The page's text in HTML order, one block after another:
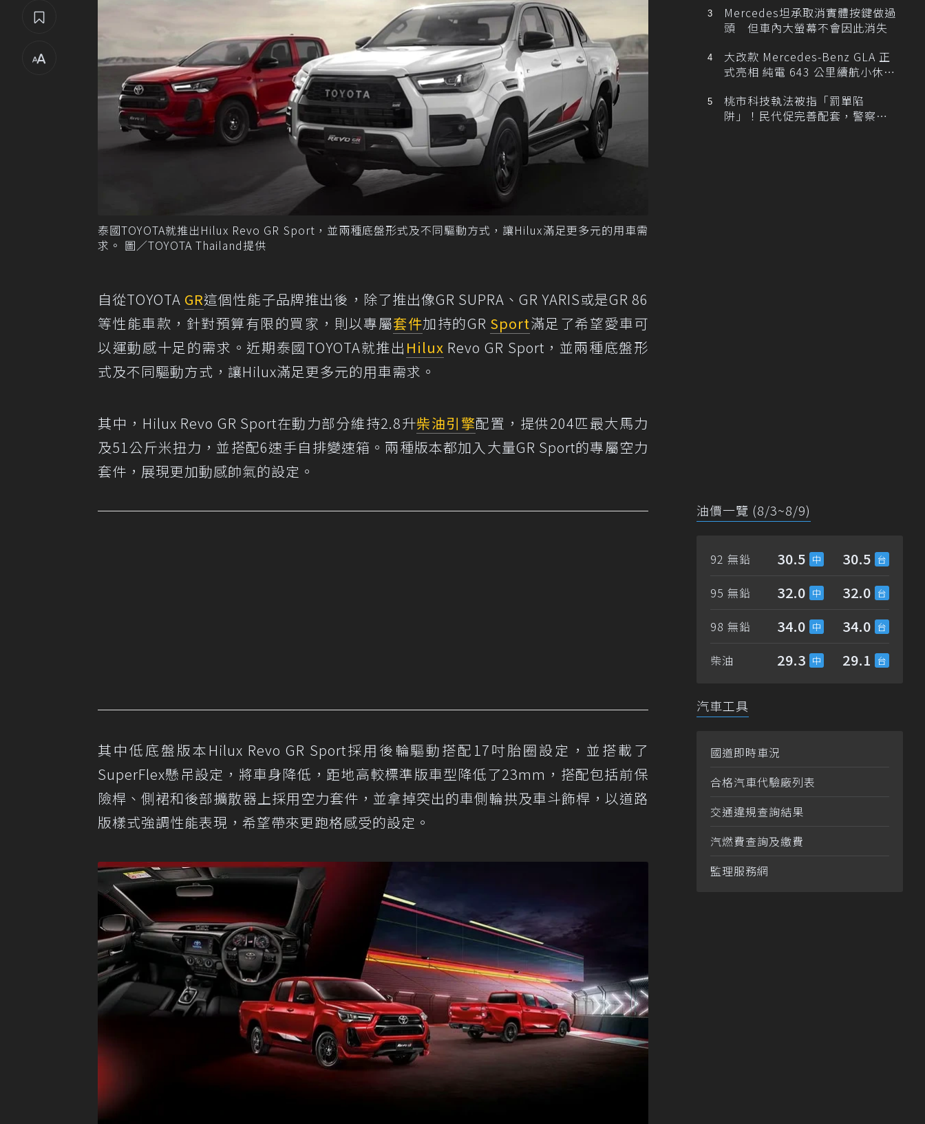
泰國TOYOTA就推出Hilux Revo GR Sport，並兩種底盤形式及不同驅動方式，讓Hilux滿足更多元的用車需
求。 圖／TOYOTA Thailand提供
自從TOYOTA GR這個性能子品牌推出後，除了推出像GR SUPRA、GR YARIS或是GR 86
等性能車款，針對預算有限的買家，則以專屬套件加持的GR Sport滿足了希望愛車可
以運動感十足的需求。近期泰國TOYOTA就推出 Hilux Revo GR Sport，並兩種底盤形
式及不同驅動方式，讓Hilux滿足更多元的用車需求。
其中，Hilux Revo GR Sport在動力部分維持2.8升柴油引擎配置，提供204匹最大馬力
及51公斤米扭力，並搭配6速手自排變速箱。兩種版本都加入大量GR Sport的專屬空力
套件，展現更加動感帥氣的設定。
其中低底盤版本Hilux Revo GR Sport採用後輪驅動搭配17吋胎圈設定，並搭載了
SuperFlex懸吊設定，將車身降低，距地高較標準版車型降低了23mm，搭配包括前保
險桿、側裙和後部擴散器上採用空力套件，並拿掉突出的車側輪拱及車斗飾桿，以道路
版樣式強調性能表現，希望帶來更跑格感受的設定。
Mercedes坦承取消實體按鍵做過
頭 但車內大螢幕不會因此消失
大改款 Mercedes-Benz GLA 正
式亮相 純電 643 公里續航小休
桃市科技執法被指「罰單陷
阱」！民代促完善配套，警察局
油價一覽 (8/3~8/9)
92 無鉛 30.5 30.5
95 無鉛 32.0 32.0
98 無鉛 34.0 34.0
柴油 29.3 29.1
汽車工具
國道即時車況
合格汽車代驗廠列表
交通違規查詢結果
汽燃費查詢及繳費
監理服務網